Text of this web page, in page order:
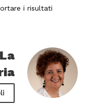
i risultati